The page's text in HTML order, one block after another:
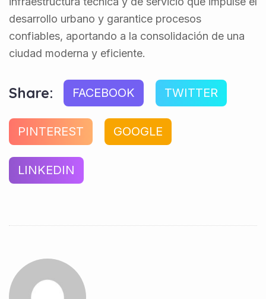
desarrollo urbano y garantice procesos
confiables, aportando a la consolidación de una
ciudad moderna y eficiente.
Share: FACEBOOK TWITTER
PINTEREST GOOGLE
LINKEDIN